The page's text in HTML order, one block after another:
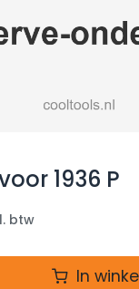
1936 P
btw
In